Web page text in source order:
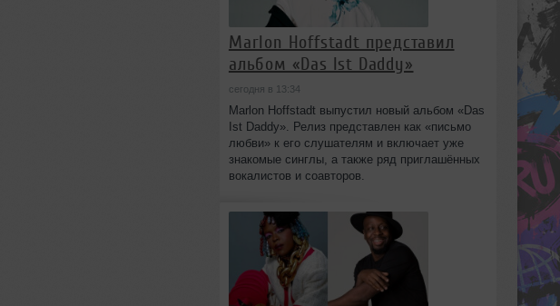
Marlon Hoffstadt представил
альбом «Das Ist Daddy»
сегодня в 13:34
Marlon Hoffstadt выпустил новый альбом «Das
Ist Daddy». Релиз представлен как «письмо
любви» к его слушателям и включает уже
знакомые синглы, а также ряд приглашённых
вокалистов и соавторов.